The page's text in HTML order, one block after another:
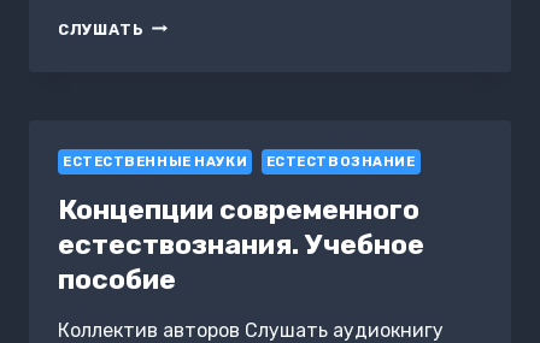
СЛУШАТЬ ФИКСИКИ.
ЕСТЕСТВЕННЫЕ НАУКИ ЕСТЕСТВОЗНАНИЕ
Концепции современного
естествознания. Учебное
пособие
Коллектив авторов Слушать аудиокнигу